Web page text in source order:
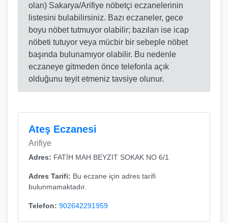
olan) Sakarya/Arifiye nöbetçi eczanelerinin
listesini bulabilirsiniz. Bazı eczaneler, gece
boyu nöbet tutmuyor olabilir; bazıları ise icap
nöbeti tutuyor veya mücbir bir sebeple nöbet
başında bulunamıyor olabilir. Bu nedenle
eczaneye gitmeden önce telefonla açık
olduğunu teyit etmeniz tavsiye olunur.
Ateş Eczanesi
Arifiye
Adres: FATİH MAH BEYZIT SOKAK NO 6/1
Adres Tarifi: Bu eczane için adres tarifi
bulunmamaktadır.
Telefon: 902642291959